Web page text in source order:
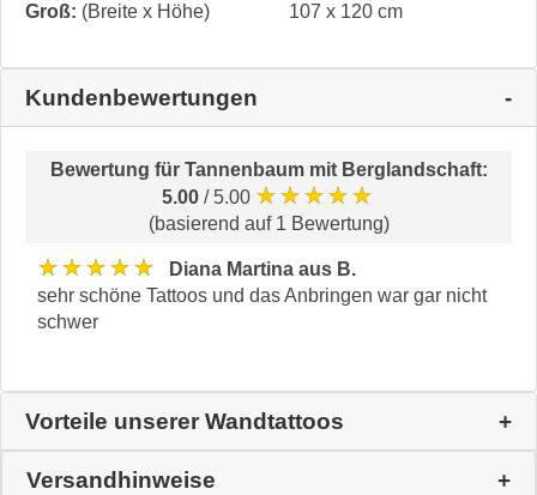
Groß: (Breite x Höhe) 107 x 120 cm
Kundenbewertungen
Bewertung für Tannenbaum mit Berglandschaft:
5.00 / 5.00 ★★★★★
(basierend auf 1 Bewertung)
★★★★★
Diana Martina aus B.
sehr schöne Tattoos und das Anbringen war gar nicht
schwer
Vorteile unserer Wandtattoos
Versandhinweise